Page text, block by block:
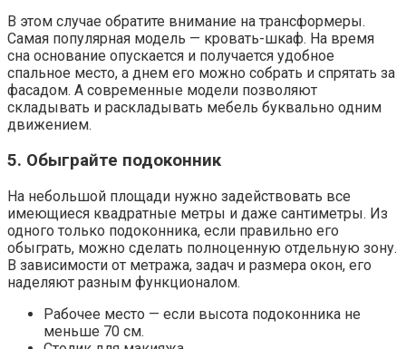
В этом случае обратите внимание на трансформеры.
Самая популярная модель — кровать-шкаф. На время
сна основание опускается и получается удобное
спальное место, а днем его можно собрать и спрятать за
фасадом. А современные модели позволяют
складывать и раскладывать мебель буквально одним
движением.
5. Обыграйте подоконник
На небольшой площади нужно задействовать все
имеющиеся квадратные метры и даже сантиметры. Из
одного только подоконника, если правильно его
обыграть, можно сделать полноценную отдельную зону.
В зависимости от метража, задач и размера окон, его
наделяют разным функционалом.
Рабочее место — если высота подоконника не
меньше 70 см.